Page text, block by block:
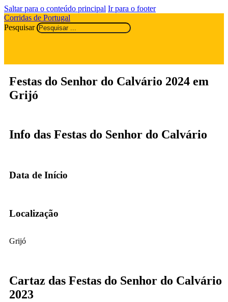
Saltar para o conteúdo principal Ir para o footer
Corridas de Portugal
Pesquisar
Festas do Senhor do Calvário 2024 em
Grijó
Info das Festas do Senhor do Calvário
Data de Início
Localização
Grijó
Cartaz das Festas do Senhor do Calvário
2023